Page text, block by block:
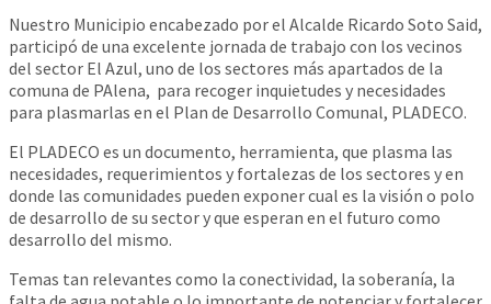
Nuestro Municipio encabezado por el Alcalde Ricardo Soto Said,
participó de una excelente jornada de trabajo con los vecinos
del sector El Azul, uno de los sectores más apartados de la
comuna de PAlena, para recoger inquietudes y necesidades
para plasmarlas en el Plan de Desarrollo Comunal, PLADECO.
El PLADECO es un documento, herramienta, que plasma las
necesidades, requerimientos y fortalezas de los sectores y en
donde las comunidades pueden exponer cual es la visión o polo
de desarrollo de su sector y que esperan en el futuro como
desarrollo del mismo.
Temas tan relevantes como la conectividad, la soberanía, la